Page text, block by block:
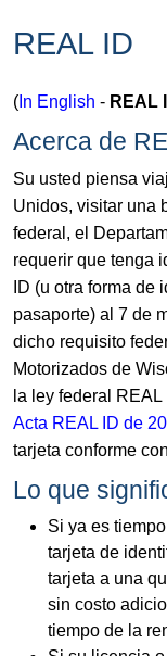
REAL ID
( In English - REAL
Acerca de
Su usted piensa
Unidos, visitar una
federal, el
requerir que tenga
ID (u otra forma
pasaporte) al 7 de
dicho requisito
Motorizados de
la ley federal
Acta REAL ID de
tarjeta conforme
Lo que
Si ya es
tarjeta de
tarjeta a una
sin costo
tiempo de la